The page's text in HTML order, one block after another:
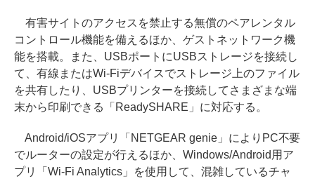
有害サイトのアクセスを禁止する無償のペアレンタル
コントロール機能を備えるほか、ゲストネットワーク機
能を搭載。また、USBポートにUSBストレージを接続し
て、有線またはWi-Fiデバイスでストレージ上のファイル
を共有したり、USBプリンターを接続してさまざまな端
末から印刷できる「ReadySHARE」に対応する。
Android/iOSアプリ「NETGEAR genie」によりPC不要
でルーターの設定が行えるほか、Windows/Android用ア
プリ「Wi-Fi Analytics」を使用して、混雑しているチャ